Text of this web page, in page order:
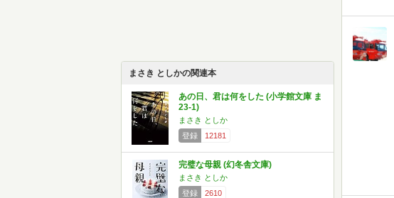
まさき としかの関連本
あの日、君は何をした (小学館文庫 ま
23-1)
まさき としか
登録
12181
完璧な母親 (幻冬舎文庫)
まさき としか
登録
2610